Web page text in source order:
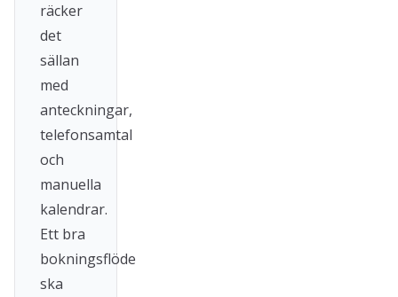
räcker
det
sällan
med
anteckningar,
telefonsamtal
och
manuella
kalendrar.
Ett bra
bokningsflöde
ska